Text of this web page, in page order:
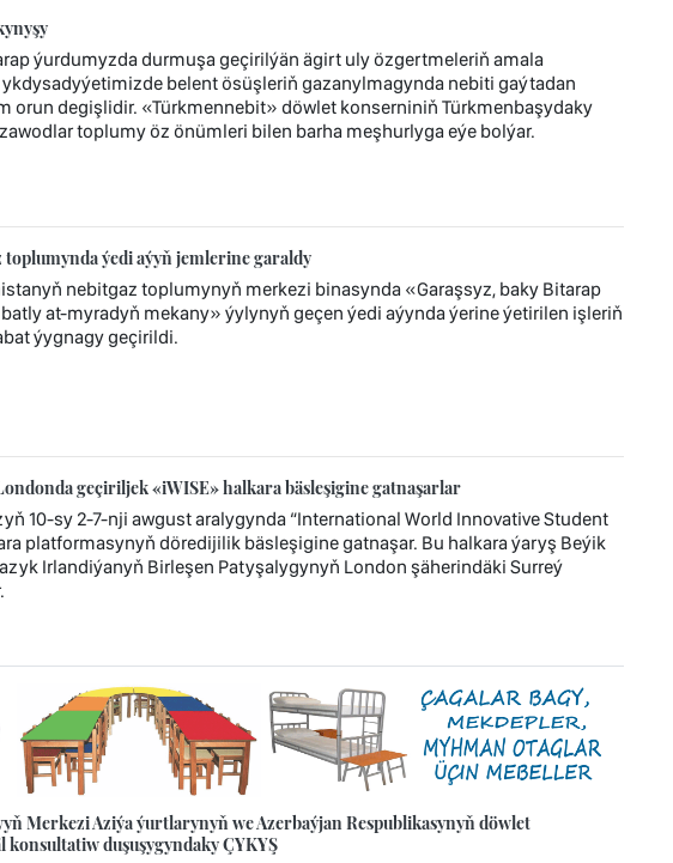
ýurdumyzda durmuşa geçirilýän ägirt uly özgertmeleriň amala
belent ösüşleriň gazanylmagynda nebiti gaýtadan
orun degişlidir. «Türkmennebit» döwlet konserniniň Türkmenbaşydaky
toplumy öz önümleri bilen barha meşhurlyga eýe bolýar.
ýedi aýyň jemlerine garaldy
nebitgaz toplumynyň merkezi binasynda «Garaşsyz, baky Bitarap
at-myradyň mekany» ýylynyň geçen ýedi aýynda ýerine ýetirilen işleriň
ýygnagy geçirildi.
geçiriljek «iWISE» halkara bäsleşigine gatnaşarlar
10-sy 2-7-nji awgust aralygynda “International World Innovative Student
platformasynyň döredijilik bäsleşigine gatnaşar. Bu halkara ýaryş Beýik
Irlandiýanyň Birleşen Patyşalygynyň London şäherindäki Surreý
Merkezi Aziýa ýurtlarynyň we Azerbaýjan Respublikasynyň döwlet
duşuşygyndaky ÇYKYŞ